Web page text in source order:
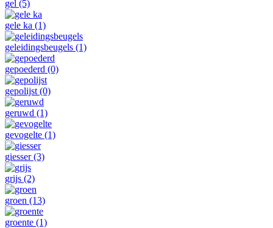
gel (5)
gele ka (1)
geleidingsbeugels (1)
gepoederd (0)
gepolijst (0)
geruwd (1)
gevogelte (1)
giesser(3)
grijs (2)
groen (13)
groente (1)